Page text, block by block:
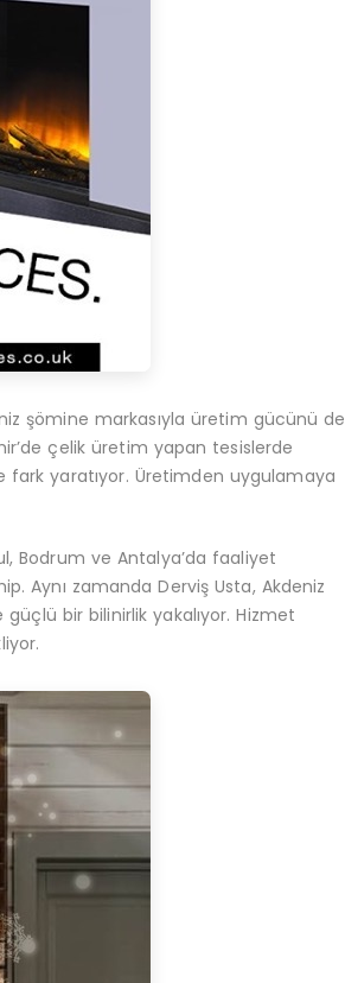
şömine markasıyla üretim gücünü de
çelik üretim yapan tesislerde
yaratıyor. Üretimden uygulamaya
Bodrum ve Antalya’da faaliyet
Aynı zamanda Derviş Usta, Akdeniz
bir bilinirlik yakalıyor. Hizmet